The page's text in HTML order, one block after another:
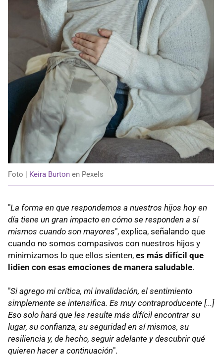
Foto | Keira Burton en Pexels
"La forma en que respondemos a nuestros hijos hoy en
día tiene un gran impacto en cómo se responden a sí
mismos cuando son mayores", explica, señalando que
cuando no somos compasivos con nuestros hijos y
minimizamos lo que ellos sienten, es más difícil que
lidien con esas emociones de manera saludable.
"Si agrego mi crítica, mi invalidación, el sentimiento
simplemente se intensifica. Es muy contraproducente [...]
Eso solo hará que les resulte más difícil encontrar su
lugar, su confianza, su seguridad en sí mismos, su
resiliencia y, de hecho, seguir adelante y descubrir qué
quieren hacer a continuación".